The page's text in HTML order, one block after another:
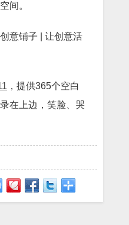
间。
，提供365个空白
在上边，笑脸、哭